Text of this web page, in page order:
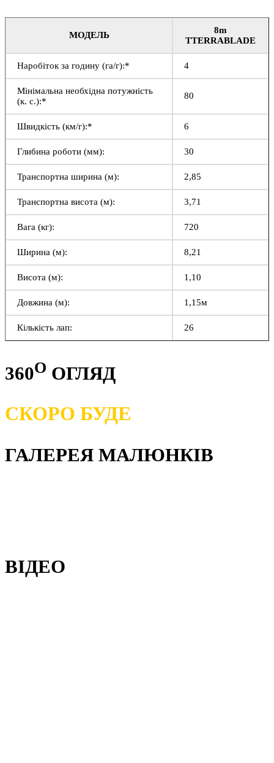
МОДЕЛЬ
8m
TTERRABLADE
Наробіток за годину (га/г):* 4
Мінімальна необхідна потужність
(к. с.):*
80
Швидкість (км/г):* 6
Глибина роботи (мм): 30
Транспортна ширина (м): 2,85
Транспортна висота (м): 3,71
Вага (кг): 720
Ширина (м): 8,21
Висота (м): 1,10
Довжина (м): 1,15м
Кількість лап: 26
360O ОГЛЯД
СКОРО БУДЕ
ГАЛЕРЕЯ МАЛЮНКІВ
ВІДЕО